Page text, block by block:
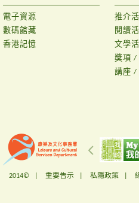
電子資源
數碼館藏
香港記憶
推介
閱讀
文學
獎項 /
講座 /
2014© | 重要告示 私隱政策